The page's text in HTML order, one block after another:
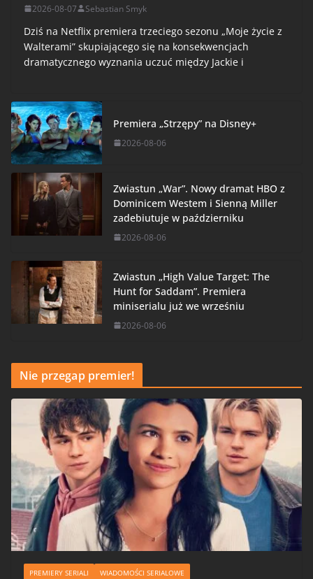
2026-08-07 Sebastian Smyk
Dziś na Netflix premiera trzeciego sezonu „Moje życie z
Walterami” skupiającego się na konsekwencjach
dramatycznego wyznania uczuć między Jackie i
Premiera „Strzępy” na Disney+
2026-08-06
Zwiastun „War”. Nowy dramat HBO z
Dominicem Westem i Sienną Miller
zadebiutuje w październiku
2026-08-06
Zwiastun „High Value Target: The
Hunt for Saddam”. Premiera
miniserialu już we wrześniu
2026-08-06
Nie przegap premier!
PREMIERY SERIALI WIADOMOŚCI SERIALOWE